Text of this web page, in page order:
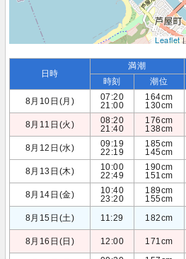
Leaflet|
日時
満潮
時刻 潮位
8月10日(月)
07:20
21:00
164cm
130cm
8月11日(火)
08:20
21:40
176cm
138cm
8月12日(水)
09:19
22:19
185cm
145cm
8月13日(木)
10:00
22:49
190cm
151cm
8月14日(金)
10:40
23:20
189cm
155cm
8月15日(土) 11:29 182cm
8月16日(日) 12:00 171cm